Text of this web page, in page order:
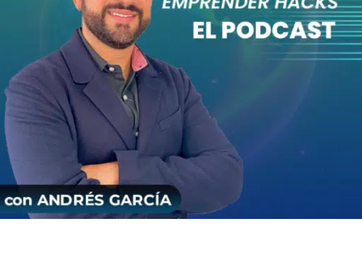
de tu entera responsabilidad.
Affiliate Disclaimer: Los links de afiliados ayudan a
continuar con el canal, no aumenta el costo de los
productos, solo me permite ganar una comisión para
continuar brindándote información de valor.